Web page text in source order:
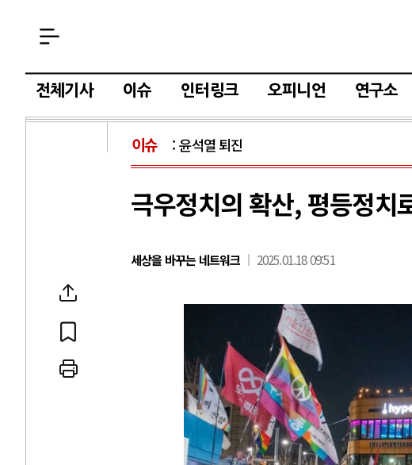
전체기사 이슈 인터링크 오피니언 연구소
이슈 윤석열 퇴진
극우정치의 확산, 평등정치
세상을 바꾸는 네트워크 2025.01.18 09:51